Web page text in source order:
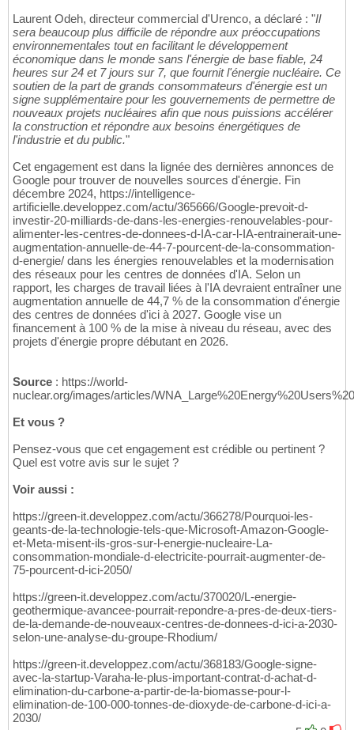
Laurent Odeh, directeur commercial d'Urenco, a déclaré : "Il
sera beaucoup plus difficile de répondre aux préoccupations
environnementales tout en facilitant le développement
économique dans le monde sans l'énergie de base fiable, 24
heures sur 24 et 7 jours sur 7, que fournit l'énergie nucléaire. Ce
soutien de la part de grands consommateurs d'énergie est un
signe supplémentaire pour les gouvernements de permettre de
nouveaux projets nucléaires afin que nous puissions accélérer
la construction et répondre aux besoins énergétiques de
l'industrie et du public."
Cet engagement est dans la lignée des dernières annonces de
Google pour trouver de nouvelles sources d'énergie. Fin
décembre 2024, https://intelligence-
artificielle.developpez.com/actu/365666/Google-prevoit-d-
investir-20-milliards-de-dans-les-energies-renouvelables-pour-
alimenter-les-centres-de-donnees-d-IA-car-l-IA-entrainerait-une-
augmentation-annuelle-de-44-7-pourcent-de-la-consommation-
d-energie/ dans les énergies renouvelables et la modernisation
des réseaux pour les centres de données d'IA. Selon un
rapport, les charges de travail liées à l'IA devraient entraîner une
augmentation annuelle de 44,7 % de la consommation d'énergie
des centres de données d'ici à 2027. Google vise un
financement à 100 % de la mise à niveau du réseau, avec des
projets d'énergie propre débutant en 2026.
Source : https://world-
nuclear.org/images/articles/
Et vous ?
Pensez-vous que cet engagement est crédible ou pertinent ?
Quel est votre avis sur le sujet ?
Voir aussi :
https://green-it.developpez.com/actu/366278/Pourquoi-les-
geants-de-la-technologie-tels-que-Microsoft-Amazon-Google-
et-Meta-misent-ils-gros-sur-l-energie-nucleaire-La-
consommation-mondiale-d-electricite-pourrait-augmenter-de-
75-pourcent-d-ici-2050/
https://green-it.developpez.com/actu/370020/L-energie-
geothermique-avancee-pourrait-repondre-a-pres-de-deux-tiers-
de-la-demande-de-nouveaux-centres-de-donnees-d-ici-a-2030-
selon-une-analyse-du-groupe-Rhodium/
https://green-it.developpez.com/actu/368183/Google-signe-
avec-la-startup-Varaha-le-plus-important-contrat-d-achat-d-
elimination-du-carbone-a-partir-de-la-biomasse-pour-l-
elimination-de-100-000-tonnes-de-dioxyde-de-carbone-d-ici-a-
2030/